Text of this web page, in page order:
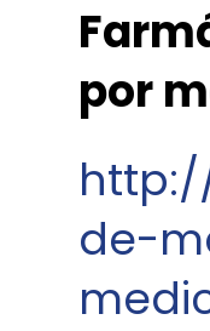
por
de-